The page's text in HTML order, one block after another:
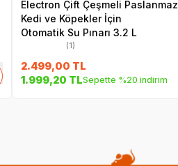
Electron Çift Çeşmeli
Kedi ve Köpekler İçin
Otomatik Su Pınarı 3.2 L
(1)
2.499,00 TL
1.999,20 TLSepette %20 indirim